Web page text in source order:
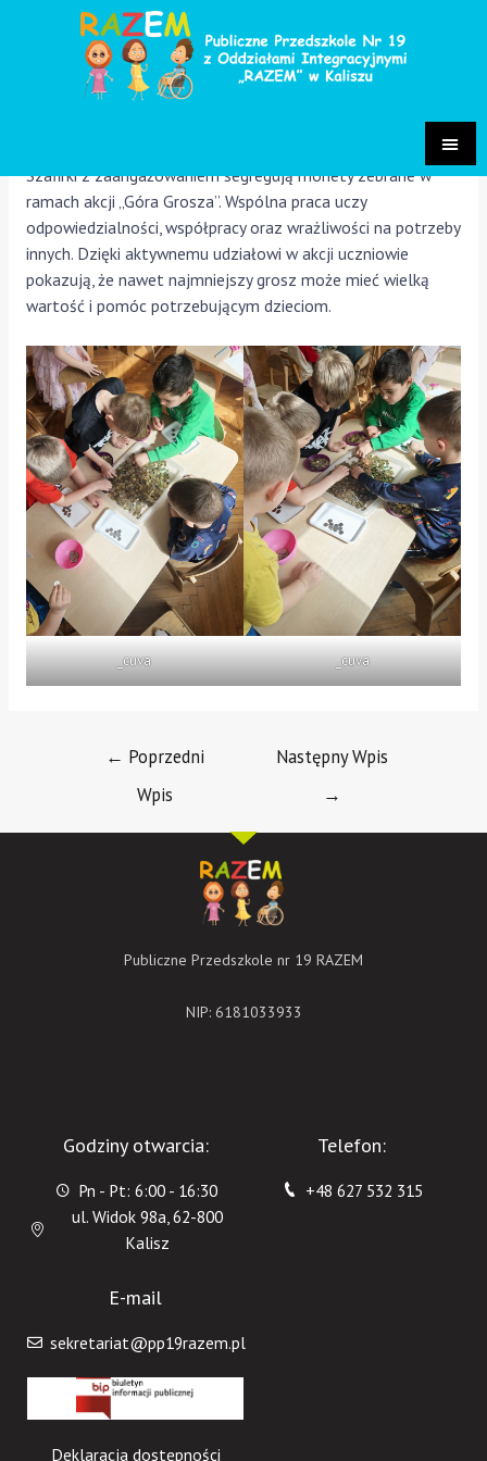
Góra Grosza
Szafirki z zaangażowaniem segregują monety zebrane w
ramach akcji „Góra Grosza”. Wspólna praca uczy
odpowiedzialności, współpracy oraz wrażliwości na potrzeby
innych. Dzięki aktywnemu udziałowi w akcji uczniowie
pokazują, że nawet najmniejszy grosz może mieć wielką
wartość i pomóc potrzebującym dzieciom.
_cuva _cuva
← Poprzedni
Wpis
Następny Wpis
→
Publiczne Przedszkole nr 19 RAZEM
NIP: 6181033933
Godziny otwarcia:
Pn - Pt: 6:00 - 16:30
ul. Widok 98a, 62-800
Kalisz
Telefon:
+48 627 532 315
E-mail
sekretariat@pp19razem.pl
Deklaracja dostępności